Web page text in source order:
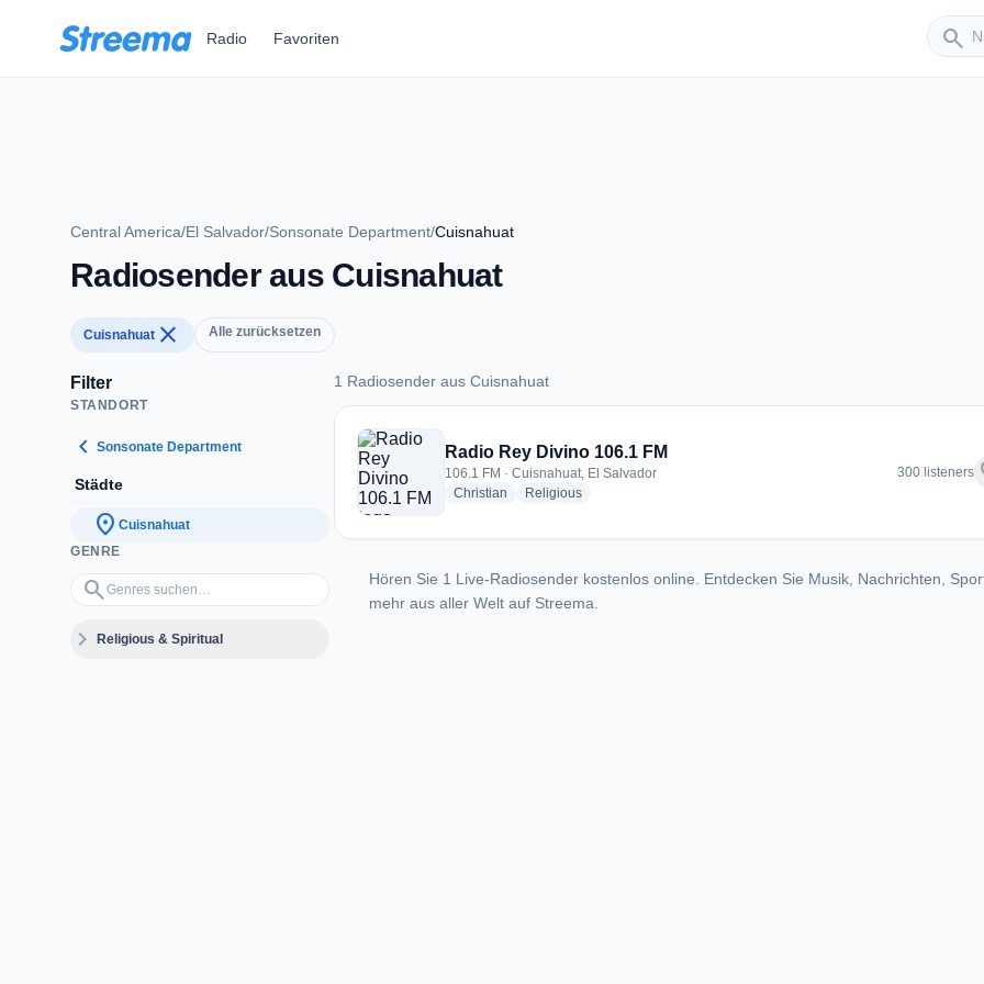
Radio Favoriten search
Sender
Central America/El Salvador/Sonsonate Department/Cuisnahuat
Radiosender aus Cuisnahuat
Cuisnahuat close Alle zurücksetzen
Filter
STANDORT
chevron_left Sonsonate Department
Städte
location_on Cuisnahuat
GENRE
search
Genres suchen…
expand_moreReligious & Spiritual
1 Radiosender aus Cuisnahuat
1 Radiosender aus Cuisnahuat
Radio Rey Divino 106.1 FM
106.1 FM · Cuisnahuat, El Salvador
Christian radio stations
Religiousradio stations
300 listeners
Hören Sie 1 Live-Radiosender kostenlos online. Entdecken Sie Musik, Nachrichten,
mehr aus aller Welt auf Streema.